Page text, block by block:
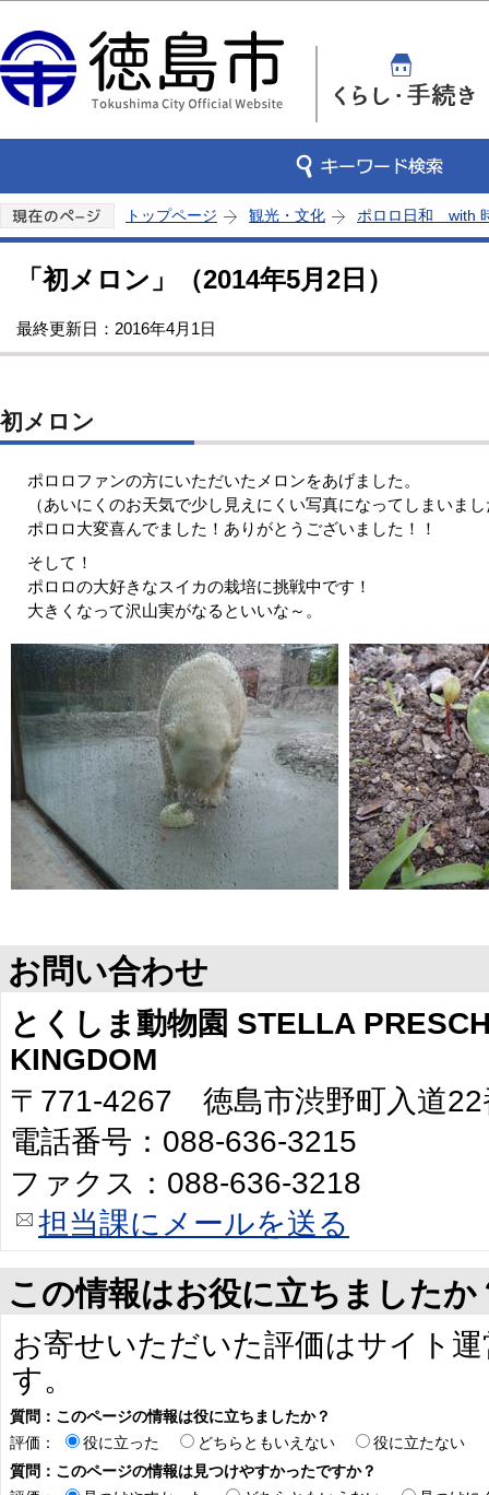
トップページ 観光・文化 ポロロ日和 with
「初メロン」（2014年5月2日）
最終更新日：2016年4月1日
初メロン
ポロロファンの方にいただいたメロンをあげました。
（あいにくのお天気で少し見えにくい写真になってしまいま
ポロロ大変喜んでました！ありがとうございました！！
そして！
ポロロの大好きなスイカの栽培に挑戦中です！
大きくなって沢山実がなるといいな～。
お問い合わせ
とくしま動物園 STELLA
KINGDOM
〒771-4267 徳島市渋野町入道22
電話番号：088-636-3215
ファクス：088-636-3218
担当課にメールを送る
この情報はお役に立ちましたか
お寄せいただいた評価はサイト
す。
質問：このページの情報は役に立ちましたか？
評価：
役に立った どちらともいえない
役に立たない
質問：このページの情報は見つけやすかったですか？